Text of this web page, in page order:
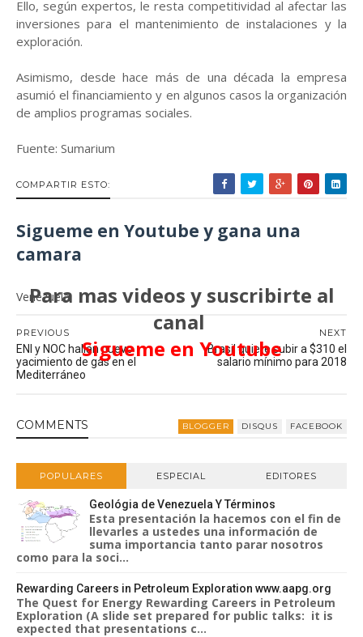
Ello, según expertos, le resta competitividad al afectar las
inversiones para el mantenimiento de instalaciones y la
exploración.
Asimismo, desde hace más de una década la empresa
asumió el financiamiento y en algunos casos la organización
de amplios programas sociales.
Fuente: Sumarium
COMPARTIR ESTO:
Sigueme en Youtube y gana una
camara
Para mas videos y suscribirte al
canal
Sigueme en Youtube
Venezuela
NEXT
Brasil quiere subir a $310 el
salario mínimo para 2018
PREVIOUS
ENI y NOC hallan nuevo
yacimiento de gas en el
Mediterráneo
COMMENTS BLOGGER DISQUS FACEBOOK
POPULARES ESPECIAL EDITORES
Geológia de Venezuela Y Términos
Esta presentación la hacemos con el fin de
llevarles a ustedes una información de
suma importancia tanto parar nosotros
como para la soci...
Rewarding Careers in Petroleum Exploration www.aapg.org
The Quest for Energy Rewarding Careers in Petroleum
Exploration (A slide set prepared for public talks: it is
expected that presentations c...